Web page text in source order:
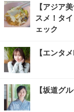
【アジア
スメ！タ
ェック
【エンタ
【坂道グ